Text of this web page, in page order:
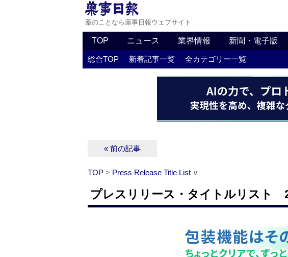
薬のことなら薬事日報ウェブサイト
TOP ニュース 業界情報 新聞・電子版
総合TOP 新着記事一覧 全カテゴリー一覧
« 前の記事
TOP > Press Release Title List ∨
プレスリリース・タイトルリスト